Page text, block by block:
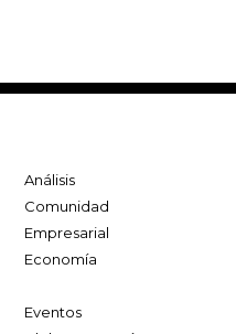
Análisis
Comunidad
Empresarial
Economía
Eventos